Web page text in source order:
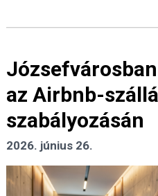
az Airbnb-
szabályozásán
2026. június 26.